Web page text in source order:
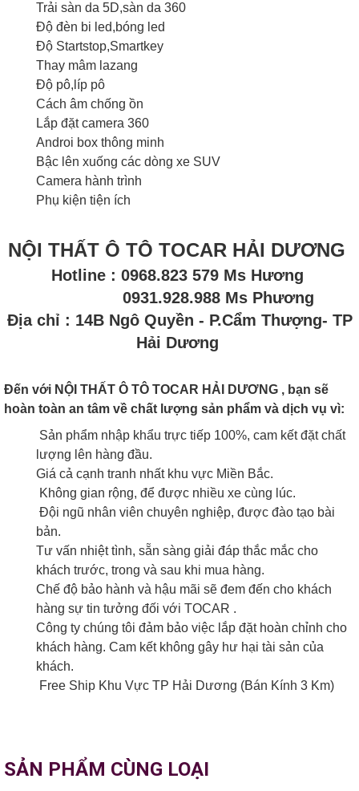
Trải sàn da 5D,sàn da 360
Độ đèn bi led,bóng led
Độ Startstop,Smartkey
Thay mâm lazang
Độ pô,líp pô
Cách âm chống ồn
Lắp đặt camera 360
Androi box thông minh
Bậc lên xuống các dòng xe SUV
Camera hành trình
Phụ kiện tiện ích
NỘI THẤT Ô TÔ TOCAR HẢI DƯƠNG
Hotline : 0968.823 579 Ms Hương
0931.928.988 Ms Phương
Địa chỉ : 14B Ngô Quyền - P.Cẩm Thượng- TP
Hải Dương
Đến với NỘI THẤT Ô TÔ TOCAR HẢI DƯƠNG , bạn sẽ
hoàn toàn an tâm về chất lượng sản phẩm và dịch vụ vì:
Sản phẩm nhập khẩu trực tiếp 100%, cam kết đặt chất
lượng lên hàng đầu.
Giá cả cạnh tranh nhất khu vực Miền Bắc.
Không gian rộng, để được nhiều xe cùng lúc.
Đội ngũ nhân viên chuyên nghiệp, được đào tạo bài
bản.
Tư vấn nhiệt tình, sẵn sàng giải đáp thắc mắc cho
khách trước, trong và sau khi mua hàng.
Chế độ bảo hành và hậu mãi sẽ đem đến cho khách
hàng sự tin tưởng đối với TOCAR .
Công ty chúng tôi đảm bảo việc lắp đặt hoàn chỉnh cho
khách hàng. Cam kết không gây hư hại tài sản của
khách.
Free Ship Khu Vực TP Hải Dương (Bán Kính 3 Km)
SẢN PHẨM CÙNG LOẠI